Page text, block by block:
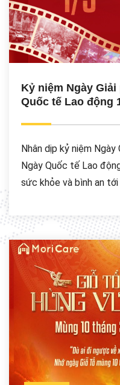
Kỷ niệm Ngày
Quốc tế Lao động
Nhân dịp kỷ niệm
Ngày Quốc tế Lao
sức khỏe và bình an tới